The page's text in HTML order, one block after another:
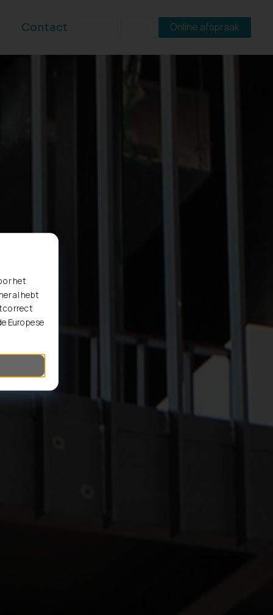
Contact Online afspraak
het
al hebt
correct
Europese